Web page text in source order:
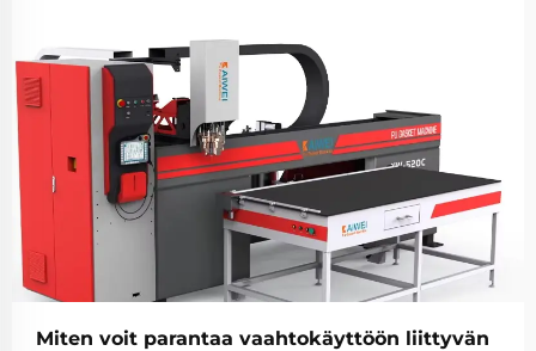
Miten voit parantaa vaahtokäyttöön liittyvän